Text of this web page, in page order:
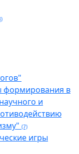
формирования в
и
(7)
игры